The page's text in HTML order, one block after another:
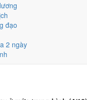
đạo
2 ngày
nay ở
mới
hôm nay ở